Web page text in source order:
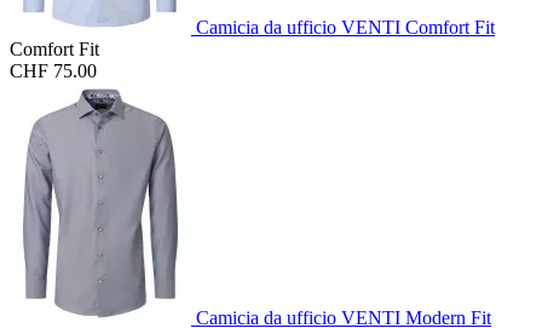
Camicia da ufficio VENTI Comfort Fit
Comfort Fit
CHF 75.00
Camicia da ufficio VENTI Modern Fit